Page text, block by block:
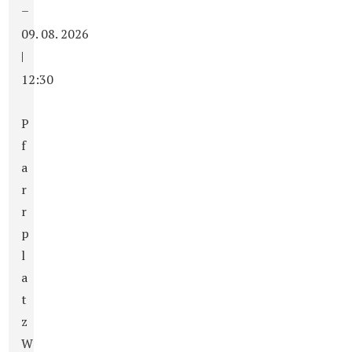
–
09. 08. 2026
|
12:30
P
f
a
r
r
p
l
a
t
z
W